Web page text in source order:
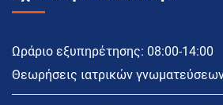
Ωράριο εξυπηρέτησης: 08:00-14:00
Θεωρήσεις ιατρικών